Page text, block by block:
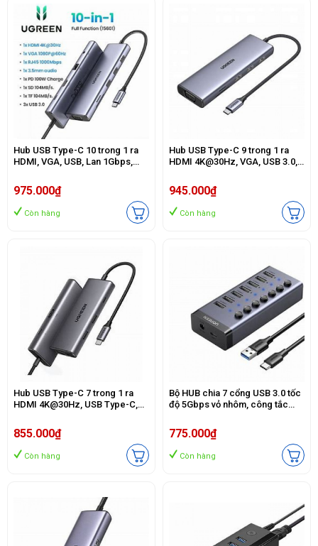
Hub USB Type-C 10 trong 1 ra
HDMI, VGA, USB, Lan 1Gbps,
Ugreen 15601
975.000₫
Còn hàng
Hub USB Type-C 9 trong 1 ra
HDMI 4K@30Hz, VGA, USB 3.0,
Ugreen 15600
945.000₫
Còn hàng
Hub USB Type-C 7 trong 1 ra
HDMI 4K@30Hz, USB Type-C,
Ugreen 15531
855.000₫
Còn hàng
Bộ HUB chia 7 cổng USB 3.0 tốc
độ 5Gbps vỏ nhôm, công tắc
12V2A-EU) cao cấp
775.000₫
Còn hàng